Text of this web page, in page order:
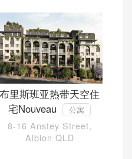
布里斯班亚热带天空住
宅Nouveau
公寓
8-16 Anstey Street,
Albion QLD